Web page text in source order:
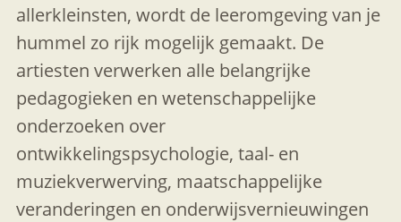
allerkleinsten, wordt de leeromgeving van je
hummel zo rijk mogelijk gemaakt. De
artiesten verwerken alle belangrijke
pedagogieken en wetenschappelijke
onderzoeken over
ontwikkelingspsychologie, taal- en
muziekverwerving, maatschappelijke
veranderingen en onderwijsvernieuwingen